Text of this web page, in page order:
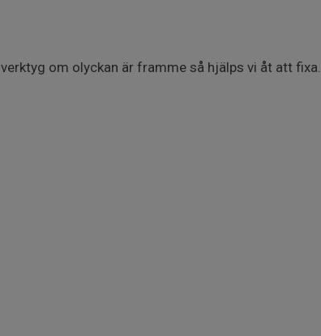
om olyckan är framme så hjälps vi åt att fixa.